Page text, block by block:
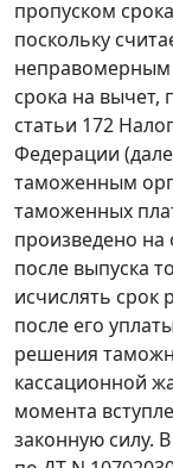
пропуском
поскольку
неправомерным
срока на вычет,
статьи 172
Федерации
таможенным
таможенных
произведено
после выпуска
исчислять срок
после его
решения
кассационной
момента
законную силу.